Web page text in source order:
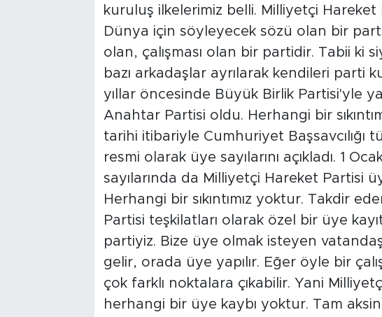
kuruluş ilkelerimiz belli. Milliyetçi
Dünya için söyleyecek sözü olan bir
olan, çalışması olan bir partidir. Tabii ki
bazı arkadaşlar ayrılarak kendileri parti
yıllar öncesinde Büyük Birlik Partisi'yle
Anahtar Partisi oldu. Herhangi bir
tarihi itibariyle Cumhuriyet Başsavcılığı
resmi olarak üye sayılarını açıkladı. 1
sayılarında da Milliyetçi Hareket Partisi
Herhangi bir sıkıntımız yoktur. Takdir
Partisi teşkilatları olarak özel bir üye
partiyiz. Bize üye olmak isteyen
gelir, orada üye yapılır. Eğer öyle bir
çok farklı noktalara çıkabilir. Yani
herhangi bir üye kaybı yoktur. Tam